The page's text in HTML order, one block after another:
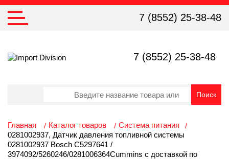
7 (8552) 25-38-48
7 (8552) 25-38-48
Главная Каталог товаров
Система питания
0281002937, Датчик давления топливной системы
0281002937 Bosch C5297641 /
3974092/5260246/0281006364Cummins с доставкой по